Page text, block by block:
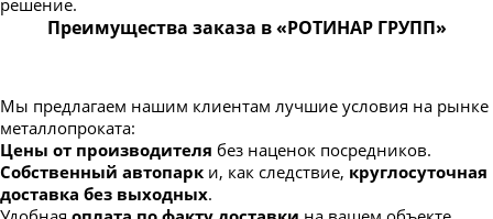
Преимущества заказа в «РОТИНАР ГРУПП»
Мы предлагаем нашим клиентам лучшие условия на рынке
металлопроката:
Цены от производителя без наценок посредников.
Собственный автопарк и, как следствие, круглосуточная
доставка без выходных.